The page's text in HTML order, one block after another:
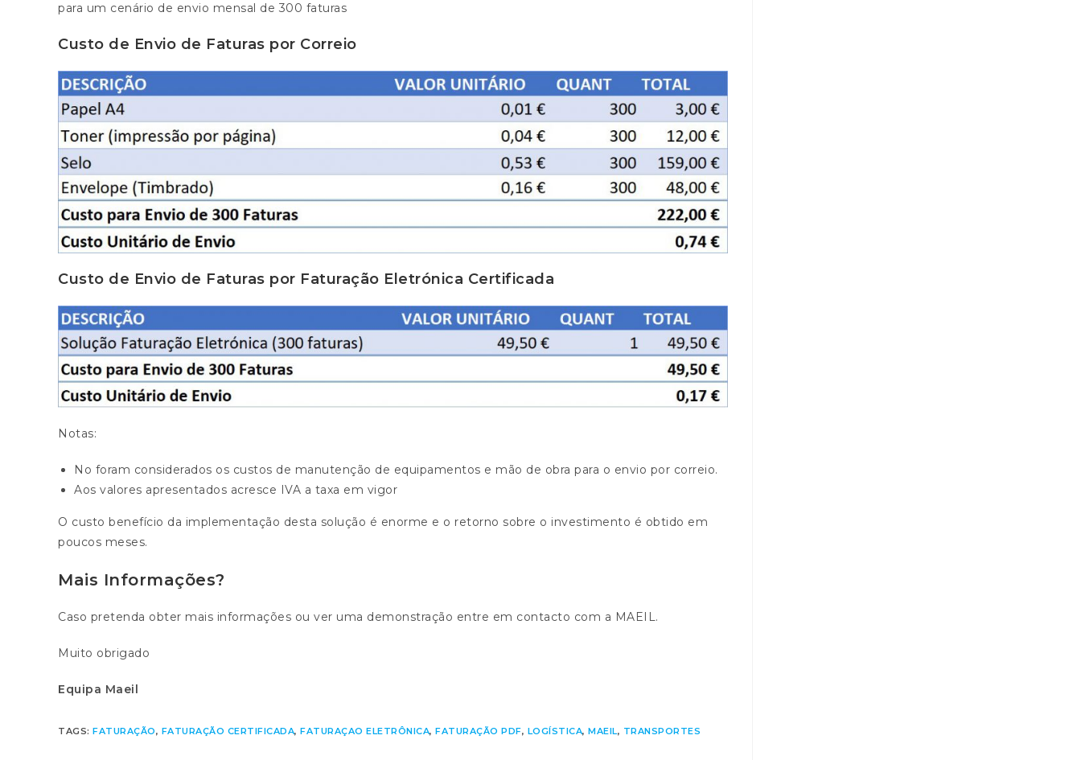
para um cenário de envio mensal de 300 faturas
Custo de Envio de Faturas por Correio
Custo de Envio de Faturas por Faturação Eletrónica Certificada
Notas:
No foram considerados os custos de manutenção de equipamentos e mão de obra para o envio por correio.
Aos valores apresentados acresce IVA a taxa em vigor
O custo benefício da implementação desta solução é enorme e o retorno sobre o investimento é obtido em
poucos meses.
Mais Informações?
Caso pretenda obter mais informações ou ver uma demonstração entre em contacto com a MAEIL.
Muito obrigado
Equipa Maeil
TAGS: FATURAÇÃO, FATURAÇÃO CERTIFICADA, FATURAÇAO ELETRÔNICA, FATURAÇÃO PDF, LOGÍSTICA, MAEIL, TRANSPORTES